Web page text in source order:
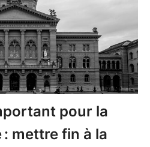
pour la
mettre fin à la